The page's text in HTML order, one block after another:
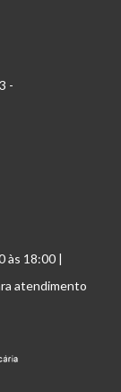
-
às 18:00 |
atendimento